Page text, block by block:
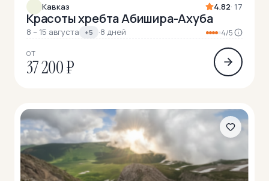
Кавказ 4.82· 17
Красоты хребта Абишира-Ахуба
8 – 15 августа +5 ·8 дней 4/5
ОТ
37 200 ₽